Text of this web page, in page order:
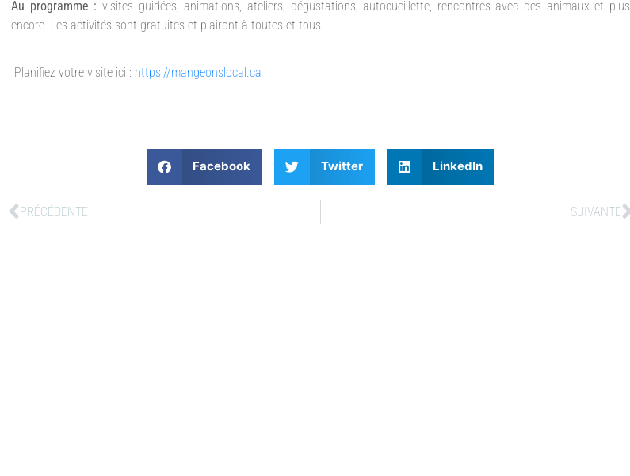
Au programme : visites guidées, animations, ateliers, dégustations, autocueillette, rencontres avec des animaux et plus
encore. Les activités sont gratuites et plairont à toutes et tous.
Planifiez votre visite ici : https://mangeonslocal.ca
Facebook Twitter LinkedIn
PRÉCÉDENTE SUIVANTE